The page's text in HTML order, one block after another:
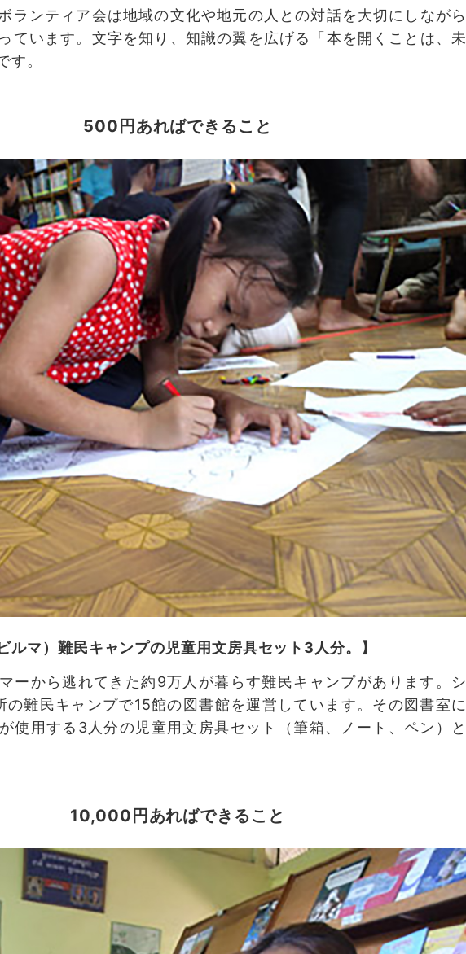
ランティア会は地域の文化や地元の人との対話を大切にしながら
ています。文字を知り、知識の翼を広げる「本を開くことは、未
す。
500円あればできること
ルマ）難民キャンプの児童用文房具セット3人分。】
ーから逃れてきた約9万人が暮らす難民キャンプがあります。シ
の難民キャンプで15館の図書館を運営しています。その図書室に
使用する3人分の児童用文房具セット（筆箱、ノート、ペン）と
10,000円あればできること